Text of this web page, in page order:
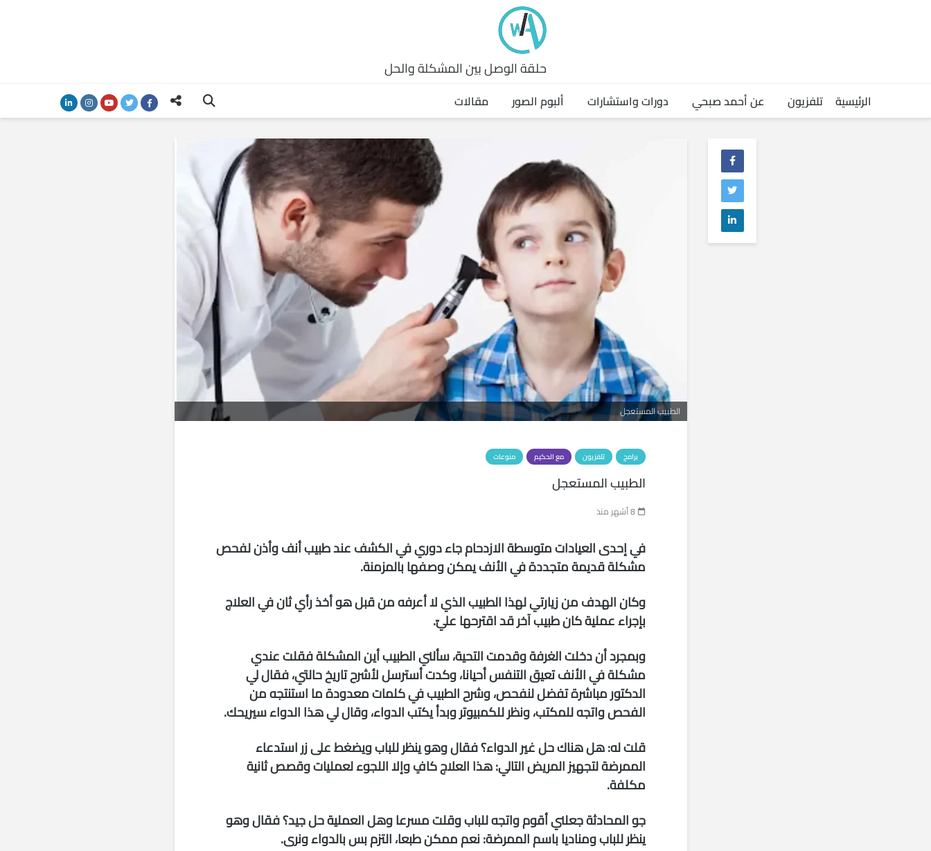
حلقة الوصل بين المشكلة والحل
الرئيسية تلفزيون عن أحمد صبحي دورات واستشارات ألبوم الصور مقالات
الطبيب المستعجل
برامج تلفزيون مع الحكيم منوعات
الطبيب المستعجل
8 أشهر منذ
في إحدى العيادات متوسطة الازدحام جاء دوري في الكشف عند طبيب أنف وأذن لفحص
مشكلة قديمة متجددة في الأنف يمكن وصفها بالمزمنة.
وكان الهدف من زيارتي لهذا الطبيب الذي لا أعرفه من قبل هو أخذ رأي ثان في العلاج
بإجراء عملية كان طبيب آخر قد اقترحها عليّ.
وبمجرد أن دخلت الغرفة وقدمت التحية، سألني الطبيب أين المشكلة فقلت عندي
مشكلة في الأنف تعيق التنفس أحيانا، وكدت أسترسل لأشرح تاريخ حالتي، فقال لي
الدكتور مباشرة تفضل لنفحص، وشرح الطبيب في كلمات معدودة ما استنتجه من
الفحص واتجه للمكتب، ونظر للكمبيوتر وبدأ يكتب الدواء، وقال لي هذا الدواء سيريحك.
قلت له: هل هناك حل غير الدواء؟ فقال وهو ينظر للباب ويضغط على زر استدعاء
الممرضة لتجهيز المريض التالي: هذا العلاج كافٍ وإلا اللجوء لعمليات وقصص ثانية
مكلفة.
جو المحادثة جعلني أقوم واتجه للباب وقلت مسرعا وهل العملية حل جيد؟ فقال وهو
ينظر للباب ومناديا باسم الممرضة: نعم ممكن طبعا، التزم بس بالدواء ونرى.